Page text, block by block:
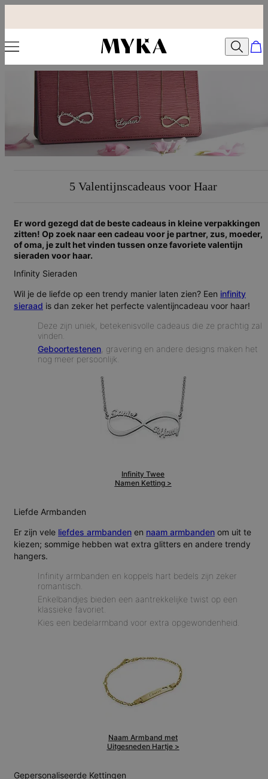
5 Valentijnscadeaus voor Haar
Er word gezegd dat de beste cadeaus in kleine verpakkingen
zitten! Op zoek naar een cadeau voor je partner, zus, moeder,
of oma, je zult het vinden tussen onze favoriete valentijn
sieraden voor haar.
Infinity Sieraden
Wil je de liefde op een trendy manier laten zien? Een infinity
sieraad is dan zeker het perfecte valentijncadeau voor haar!
Deze zijn uniek, betekenisvolle cadeaus die ze prachtig zal
vinden.
Geboortestenen , gravering en andere designs maken het
nog meer persoonlijk.
Infinity Twee
Namen Ketting >
Liefde Armbanden
Er zijn vele liefdes armbanden en naam armbanden om uit te
kiezen; sommige hebben wat extra glitters en andere trendy
hangers.
Infinity armbanden en koppels hart bedels zijn zeker
romantisch.
Enkelbandjes bieden een aantrekkelijke twist op een
klassieke favoriet.
Kies een bedelarmband voor extra opgewondenheid.
Naam Armband met
Uitgesneden Hartje >
Gepersonaliseerde Kettingen